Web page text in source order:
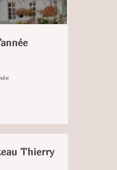
Thierry